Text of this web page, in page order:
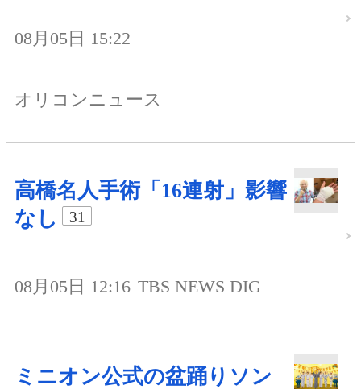
08月05日 15:22
オリコンニュース
高橋名人手術「16連射」影響
なし
31
08月05日 12:16 TBS NEWS DIG
ミニオン公式の盆踊りソン